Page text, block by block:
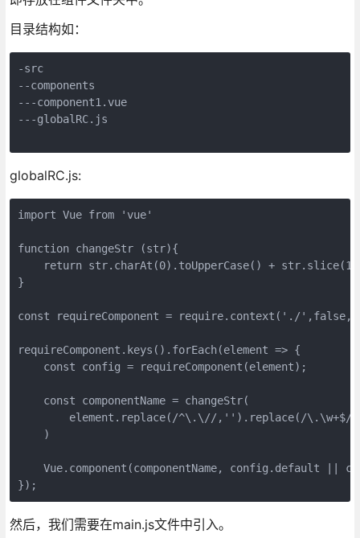
目录结构如：
-src
--components
---component1.vue
---globalRC.js
globalRC.js:
import Vue from 'vue'
function changeStr (str){
return str.charAt(0).toUpperCase() +
}
const requireComponent = require.context('./
requireComponent.keys().forEach(element => {
    const config = requireComponent(element);
    const componentName = changeStr(
element.replace(/^\.\//,'').replace(/\.\w+$/
    )
Vue.component(componentName, config.default ||
});
然后，我们需要在main.js文件中引入。